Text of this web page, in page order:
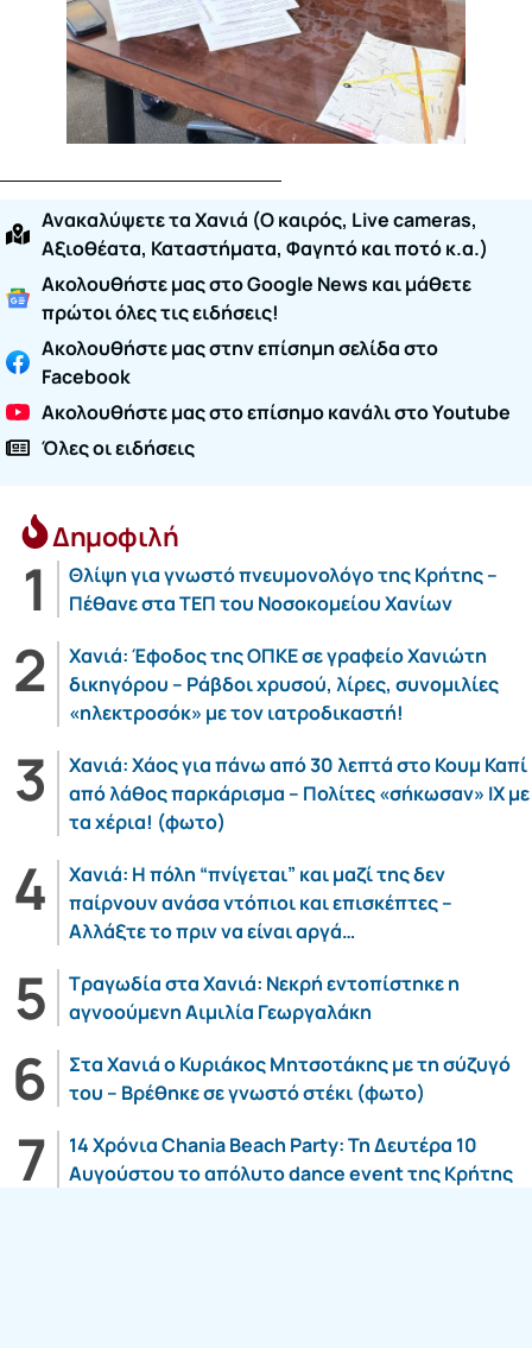
Ανακαλύψετε τα Χανιά (O καιρός, Live cameras,
Αξιοθέατα, Καταστήματα, Φαγητό και ποτό κ.α.)
Ακολουθήστε μας στο Google News και μάθετε
πρώτοι όλες τις ειδήσεις!
Ακολουθήστε μας στην επίσημη σελίδα στο
Facebook
Ακολουθήστε μας στο επίσημο κανάλι στο Youtube
Όλες οι ειδήσεις
Δημοφιλή
Θλίψη για γνωστό πνευμονολόγο της Κρήτης –
Πέθανε στα ΤΕΠ του Νοσοκομείου Χανίων
Χανιά: Έφοδος της ΟΠΚΕ σε γραφείο Χανιώτη
δικηγόρου – Ράβδοι χρυσού, λίρες, συνομιλίες
«ηλεκτροσόκ» με τον ιατροδικαστή!
Χανιά: Χάος για πάνω από 30 λεπτά στο Κουμ Καπί
από λάθος παρκάρισμα – Πολίτες «σήκωσαν» ΙΧ με
τα χέρια! (φωτο)
Χανιά: Η πόλη “πνίγεται” και μαζί της δεν
παίρνουν ανάσα ντόπιοι και επισκέπτες –
Αλλάξτε το πριν να είναι αργά…
Τραγωδία στα Χανιά: Νεκρή εντοπίστηκε η
αγνοούμενη Αιμιλία Γεωργαλάκη
Στα Χανιά ο Κυριάκος Μητσοτάκης με τη σύζυγό
του – Βρέθηκε σε γνωστό στέκι (φωτο)
14 Χρόνια Chania Beach Party: Τη Δευτέρα 10
Αυγούστου το απόλυτο dance event της Κρήτης